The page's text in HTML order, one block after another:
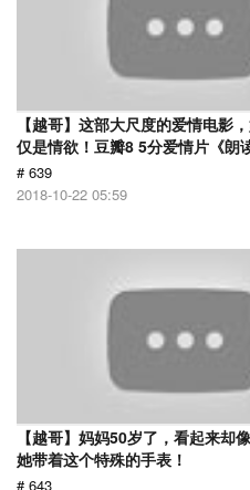
【越哥】这部大尺度的爱情电影
仅是情欲！豆瓣8 5分爱情片《朗
# 639
2018-10-22 05:59
【越哥】妈妈50岁了，看起来却
她带着这个特殊的手表！
# 643